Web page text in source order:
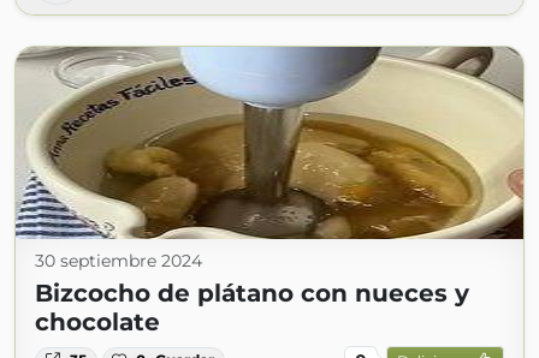
30 septiembre 2024
Bizcocho de plátano con nueces y
chocolate